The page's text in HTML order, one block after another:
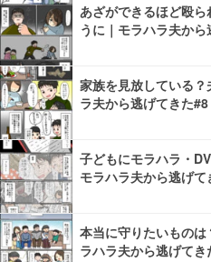
あざができるほど殴
うに｜モラハラ夫か
家族を見放している
ラ夫から逃げてきた#8
子どもにモラハラ・
モラハラ夫から逃げて
本当に守りたいもの
ラハラ夫から逃げてき